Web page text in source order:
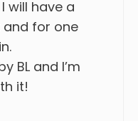
will have a
and for one
BL and I’m
it!